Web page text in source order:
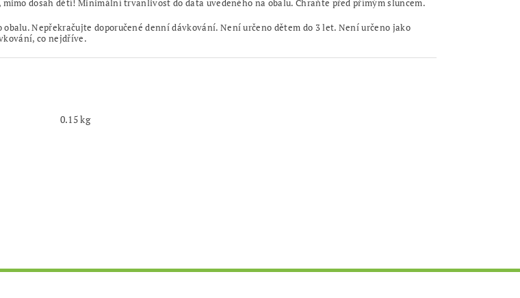
Nepřekračujte doporučené denní dávkování. Není určeno dětem do 3 let. Není určeno jako
co nejdříve.
0.15 kg